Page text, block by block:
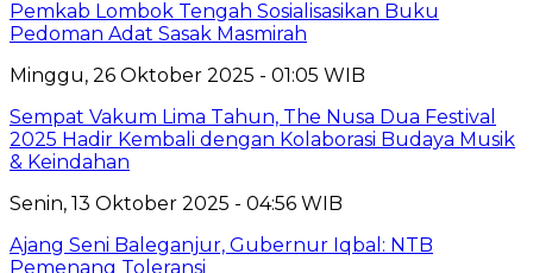
Pemkab Lombok Tengah Sosialisasikan Buku
Pedoman Adat Sasak Masmirah
Minggu, 26 Oktober 2025 - 01:05 WIB
Sempat Vakum Lima Tahun, The Nusa Dua Festival
2025 Hadir Kembali dengan Kolaborasi Budaya Musik
& Keindahan
Senin, 13 Oktober 2025 - 04:56 WIB
Ajang Seni Baleganjur, Gubernur Iqbal: NTB
Pemenang Toleransi